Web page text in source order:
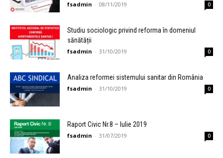
fsadmin - 08/11/2019 0
Studiu sociologic privind reforma în domeniul
sănătății
fsadmin - 31/10/2019 0
Analiza reformei sistemului sanitar din România
fsadmin - 31/10/2019 0
Raport Civic Nr.8 – Iulie 2019
fsadmin - 31/07/2019 0